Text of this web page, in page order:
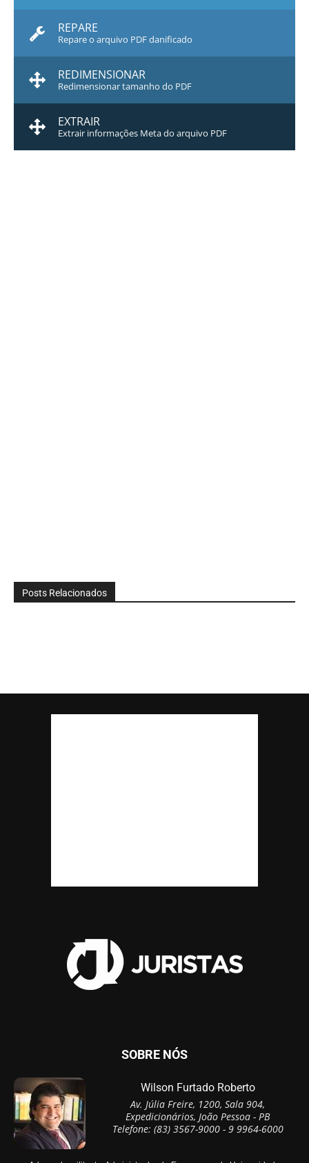
REPARE
Repare o arquivo PDF danificado
REDIMENSIONAR
Redimensionar tamanho do PDF
EXTRAIR
Extrair informações Meta do arquivo PDF
Posts Relacionados
SOBRE NÓS
Wilson Furtado Roberto
Av. Júlia Freire, 1200, Sala 904,
Expedicionários, João Pessoa - PB
Telefone: (83) 3567-9000 - 9 9964-6000